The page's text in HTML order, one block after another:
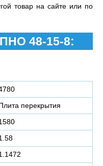
товар на сайте или по
48-15-8:
перекрытия